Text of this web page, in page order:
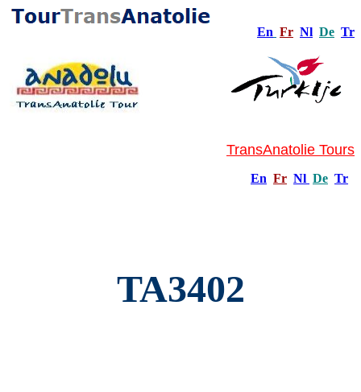
En Fr Nl De Tr
TransAnatolie Tours
En Fr Nl De Tr
TA3402